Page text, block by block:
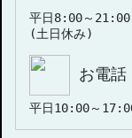
平日8:00～
(土日休み)
お電話
平日10:00～